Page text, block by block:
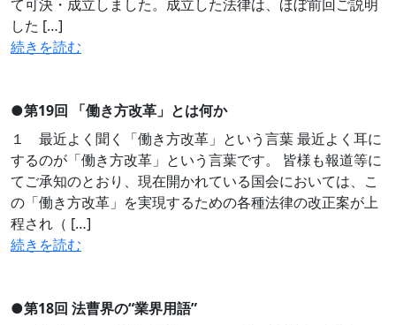
て可決・成立しました。成立した法律は、ほぼ前回ご説明
した […]
続きを読む
●第19回 「働き方改革」とは何か
１ 最近よく聞く「働き方改革」という言葉 最近よく耳に
するのが「働き方改革」という言葉です。 皆様も報道等に
てご承知のとおり、現在開かれている国会においては、こ
の「働き方改革」を実現するための各種法律の改正案が上
程され（ […]
続きを読む
●第18回 法曹界の“業界用語”